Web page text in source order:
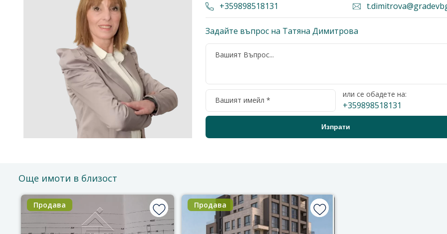
+359898518131
Задайте въпрос на Татяна Димитрова
или се обадете на:
+359898518131
Още имоти в близост
Продава Продава